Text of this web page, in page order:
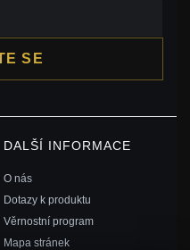
SE
DALŠÍ INFORMACE
O nás
Dotazy k produktu
Věrnostní program
Mapa stránek